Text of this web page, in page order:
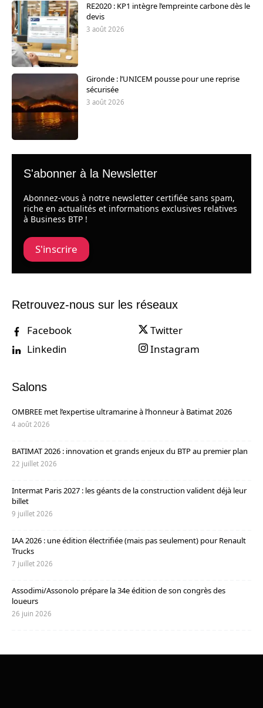
RE2020 : KP1 intègre l’empreinte carbone dès le
devis
3 août 2026
Gironde : l’UNICEM pousse pour une reprise
sécurisée
3 août 2026
S'abonner à la Newsletter
Abonnez-vous à notre newsletter certifiée sans spam,
riche en actualités et informations exclusives relatives
à Business BTP !
S'inscrire
Retrouvez-nous sur les réseaux
Facebook
Twitter
Linkedin
Instagram
Salons
OMBREE met l’expertise ultramarine à l’honneur à Batimat 2026
4 août 2026
BATIMAT 2026 : innovation et grands enjeux du BTP au premier plan
22 juillet 2026
Intermat Paris 2027 : les géants de la construction valident déjà leur
billet
9 juillet 2026
IAA 2026 : une édition électrifiée (mais pas seulement) pour Renault
Trucks
7 juillet 2026
Assodimi/Assonolo prépare la 34e édition de son congrès des
loueurs
26 juin 2026